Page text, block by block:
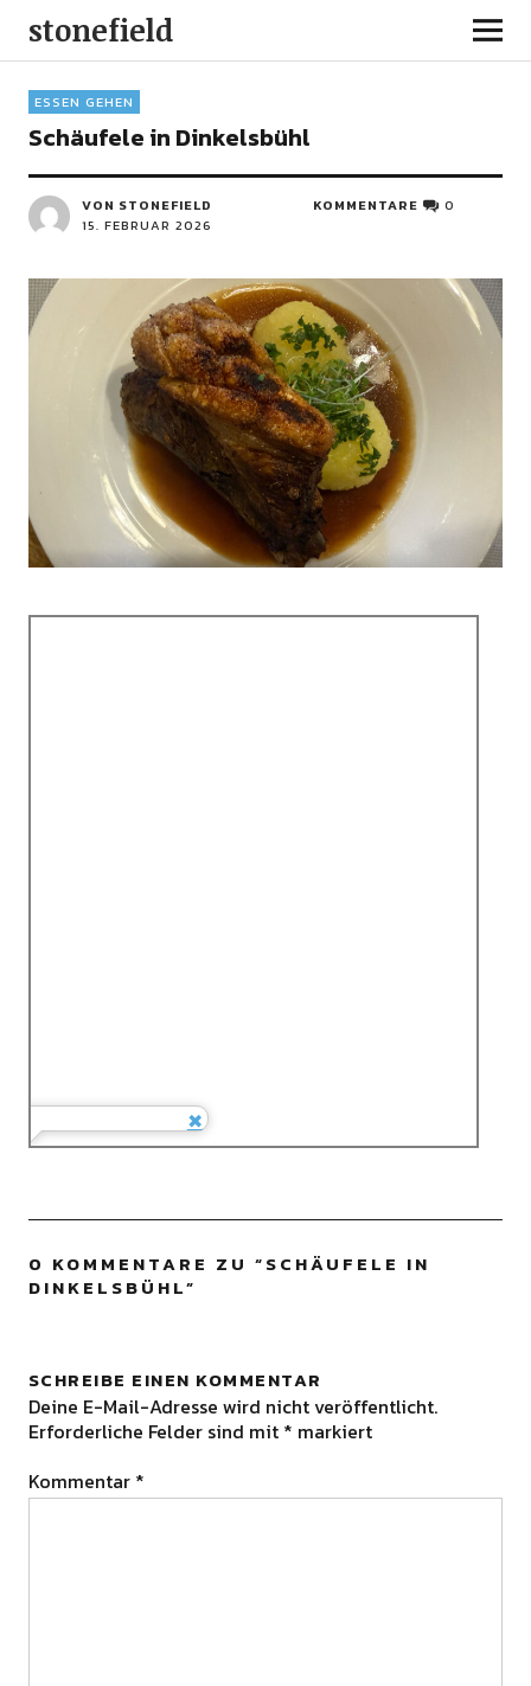
stonefield
ESSEN GEHEN
Schäufele in Dinkelsbühl
VON STONEFIELD
15. FEBRUAR 2026
KOMMENTARE 0
0 KOMMENTARE ZU “SCHÄUFELE IN
DINKELSBÜHL”
SCHREIBE EINEN KOMMENTAR
Deine E-Mail-Adresse wird nicht veröffentlicht.
Erforderliche Felder sind mit * markiert
Kommentar *